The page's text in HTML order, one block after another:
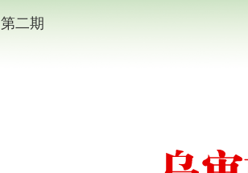
第二期